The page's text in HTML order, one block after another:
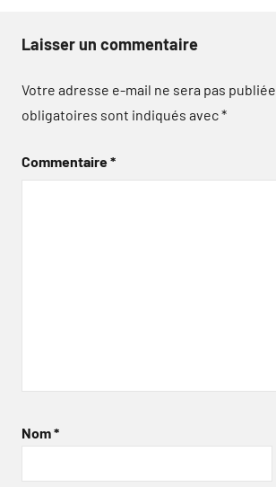
Laisser un commentaire
Votre adresse e-mail ne sera pas publiée.
obligatoires sont indiqués avec*
Commentaire*
Nom*